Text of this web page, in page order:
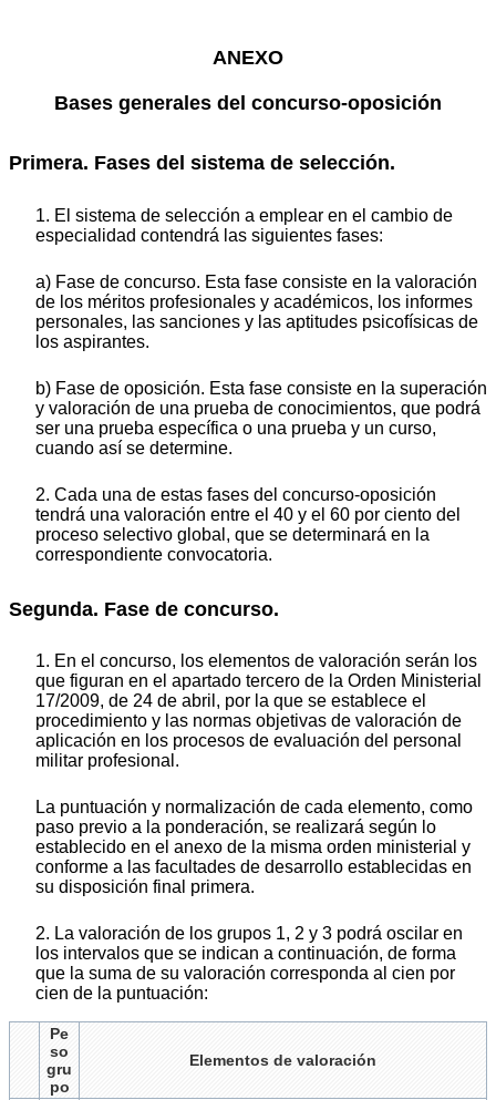
ANEXO
Bases generales del concurso-oposición
Primera. Fases del sistema de selección.
1. El sistema de selección a emplear en el cambio de
especialidad contendrá las siguientes fases:
a) Fase de concurso. Esta fase consiste en la valoración
de los méritos profesionales y académicos, los informes
personales, las sanciones y las aptitudes psicofísicas de
los aspirantes.
b) Fase de oposición. Esta fase consiste en la superación
y valoración de una prueba de conocimientos, que podrá
ser una prueba específica o una prueba y un curso,
cuando así se determine.
2. Cada una de estas fases del concurso-oposición
tendrá una valoración entre el 40 y el 60 por ciento del
proceso selectivo global, que se determinará en la
correspondiente convocatoria.
Segunda. Fase de concurso.
1. En el concurso, los elementos de valoración serán los
que figuran en el apartado tercero de la Orden Ministerial
17/2009, de 24 de abril, por la que se establece el
procedimiento y las normas objetivas de valoración de
aplicación en los procesos de evaluación del personal
militar profesional.
La puntuación y normalización de cada elemento, como
paso previo a la ponderación, se realizará según lo
establecido en el anexo de la misma orden ministerial y
conforme a las facultades de desarrollo establecidas en
su disposición final primera.
2. La valoración de los grupos 1, 2 y 3 podrá oscilar en
los intervalos que se indican a continuación, de forma
que la suma de su valoración corresponda al cien por
cien de la puntuación:
Pe
so
gru
po
Elementos de valoración